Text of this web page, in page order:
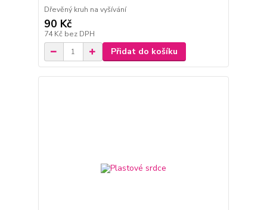
Dřevěný kruh na vyšívání
90 Kč
74 Kč bez DPH
Přidat do košíku